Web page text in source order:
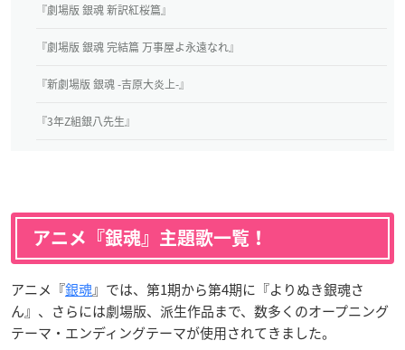
『劇場版 銀魂 新訳紅桜篇』
『劇場版 銀魂 完結篇 万事屋よ永遠なれ』
『新劇場版 銀魂 -吉原大炎上-』
『3年Z組銀八先生』
アニメ『銀魂』主題歌一覧！
アニメ『銀魂』では、第1期から第4期に『よりぬき銀魂さ
ん』、さらには劇場版、派生作品まで、数多くのオープニング
テーマ・エンディングテーマが使用されてきました。